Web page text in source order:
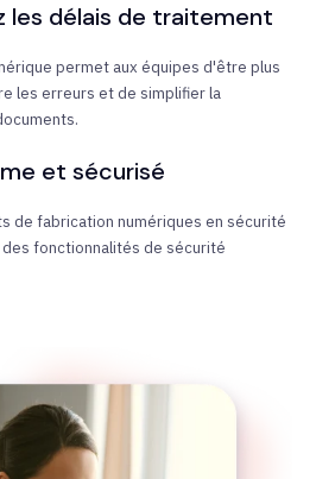
les délais de traitement
permet aux équipes d'être plus
les erreurs et de simplifier la
et sécurisé
de fabrication numériques en sécurité
fonctionnalités de sécurité